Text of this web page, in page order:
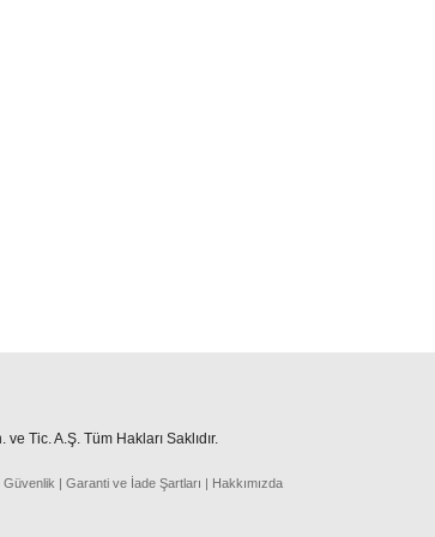
Tic. A.Ş. Tüm Hakları Saklıdır.
Güvenlik Garanti ve İade Şartları Hakkımızda